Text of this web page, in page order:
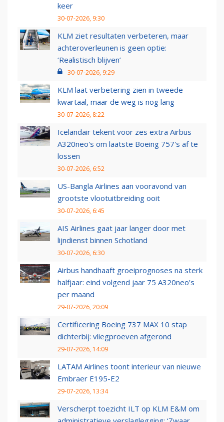
keer
30-07-2026, 9:30
KLM ziet resultaten verbeteren, maar
achteroverleunen is geen optie:
‘Realistisch blijven’
30-07-2026, 9:29
KLM laat verbetering zien in tweede
kwartaal, maar de weg is nog lang
30-07-2026, 8:22
Icelandair tekent voor zes extra Airbus
A320neo's om laatste Boeing 757's af te
lossen
30-07-2026, 6:52
US-Bangla Airlines aan vooravond van
grootste vlootuitbreiding ooit
30-07-2026, 6:45
AIS Airlines gaat jaar langer door met
lijndienst binnen Schotland
30-07-2026, 6:30
Airbus handhaaft groeiprognoses na sterk
halfjaar: eind volgend jaar 75 A320neo’s
per maand
29-07-2026, 20:09
Certificering Boeing 737 MAX 10 stap
dichterbij: vliegproeven afgerond
29-07-2026, 14:09
LATAM Airlines toont interieur van nieuwe
Embraer E195-E2
29-07-2026, 13:34
Verscherpt toezicht ILT op KLM E&M om